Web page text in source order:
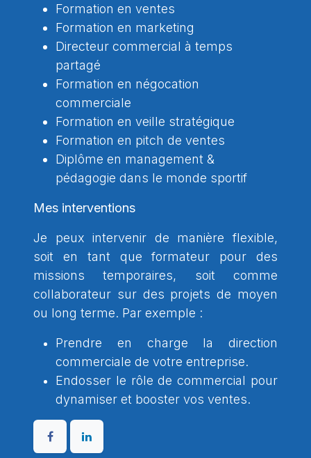
Formation en ventes
Formation en marketing
Directeur commercial à temps
partagé
Formation en négocation
commerciale
Formation en veille stratégique
Formation en pitch de ventes
Diplôme en management &
pédagogie dans le monde sportif
Mes interventions
Je peux intervenir de manière flexible,
soit en tant que formateur pour des
missions temporaires, soit comme
collaborateur sur des projets de moyen
ou long terme. Par exemple :
Prendre en charge la direction
commerciale de votre entreprise.
Endosser le rôle de commercial pour
dynamiser et booster vos ventes.